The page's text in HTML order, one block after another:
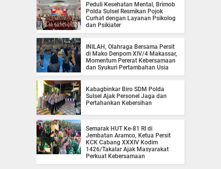
Peduli Kesehatan Mental, Brimob
Polda Sulsel Resmikan Pojok
Curhat dengan Layanan Psikolog
dan Psikiater
INILAH, Olahraga Bersama Persit
di Mako Denpom XIV/4 Makassar,
Momentum Pererat Kebersamaan
dan Syukuri Pertambahan Usia
Kabagbinkar Biro SDM Polda
Sulsel Ajak Personel Jaga dan
Pertahankan Kebersihan
Semarak HUT Ke-81 RI di
Jembatan Aramco, Ketua Persit
KCK Cabang XXXIV Kodim
1426/Takalar Ajak Masyarakat
Perkuat Kebersamaan